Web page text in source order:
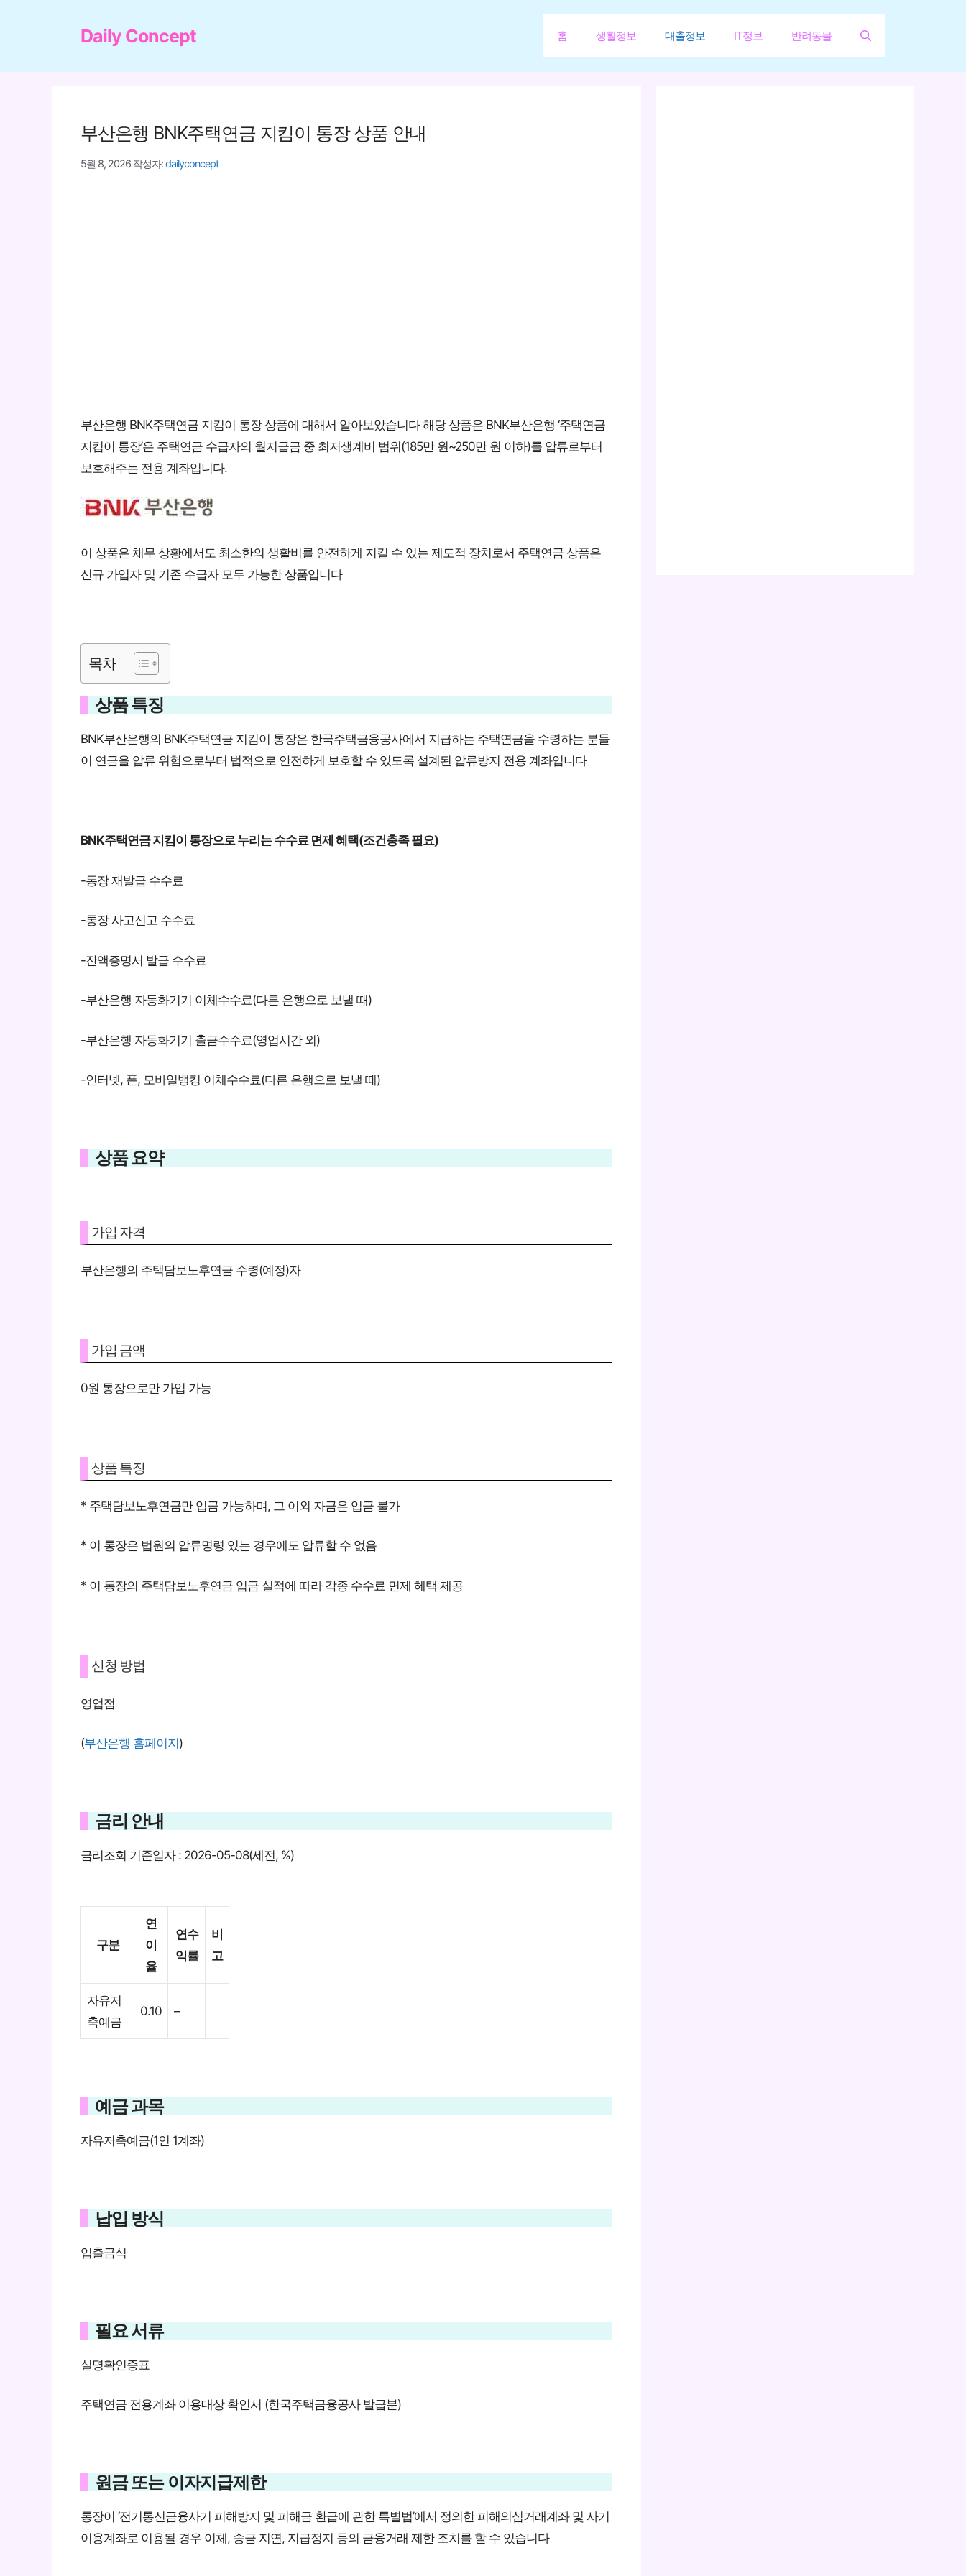
로
Daily Concept 홈 생활정보 대출정보 IT정보 반려동물
부산은행 BNK주택연금 지킴이 통장 상품 안내
5월 8, 2026 작성자:dailyconcept
부산은행 BNK주택연금 지킴이 통장 상품에 대해서 알아보았습니다 해당 상품은 BNK부산은행 ‘주택연금
지킴이 통장’은 주택연금 수급자의 월지급금 중 최저생계비 범위(185만 원~250만 원 이하)를 압류로부터
보호해주는 전용 계좌입니다.
이 상품은 채무 상황에서도 최소한의 생활비를 안전하게 지킬 수 있는 제도적 장치로서 주택연금 상품은
신규 가입자 및 기존 수급자 모두 가능한 상품입니다
목차
상품 특징
BNK부산은행의 BNK주택연금 지킴이 통장은 한국주택금융공사에서 지급하는 주택연금을 수령하는 분들
이 연금을 압류 위험으로부터 법적으로 안전하게 보호할 수 있도록 설계된 압류방지 전용 계좌입니다
BNK주택연금 지킴이 통장으로 누리는 수수료 면제 혜택(조건충족 필요)
-통장 재발급 수수료
-통장 사고신고 수수료
-잔액증명서 발급 수수료
-부산은행 자동화기기 이체수수료(다른 은행으로 보낼 때)
-부산은행 자동화기기 출금수수료(영업시간 외)
-인터넷, 폰, 모바일뱅킹 이체수수료(다른 은행으로 보낼 때)
상품 요약
가입 자격
부산은행의 주택담보노후연금 수령(예정)자
가입 금액
0원 통장으로만 가입 가능
상품 특징
* 주택담보노후연금만 입금 가능하며, 그 이외 자금은 입금 불가
* 이 통장은 법원의 압류명령 있는 경우에도 압류할 수 없음
* 이 통장의 주택담보노후연금 입금 실적에 따라 각종 수수료 면제 혜택 제공
신청 방법
영업점
(부산은행 홈페이지)
금리 안내
금리조회 기준일자 : 2026-05-08(세전, %)
구분
연
이
율
연수
익률
비
고
자유저
축예금
0.10 –
예금 과목
자유저축예금(1인 1계좌)
납입 방식
입출금식
필요 서류
실명확인증표
주택연금 전용계좌 이용대상 확인서 (한국주택금융공사 발급분)
원금 또는 이자지급제한
통장이 ‘전기통신금융사기 피해방지 및 피해금 환급에 관한 특별법’에서 정의한 피해의심거래계좌 및 사기
이용계좌로 이용될 경우 이체, 송금 지연, 지급정지 등의 금융거래 제한 조치를 할 수 있습니다